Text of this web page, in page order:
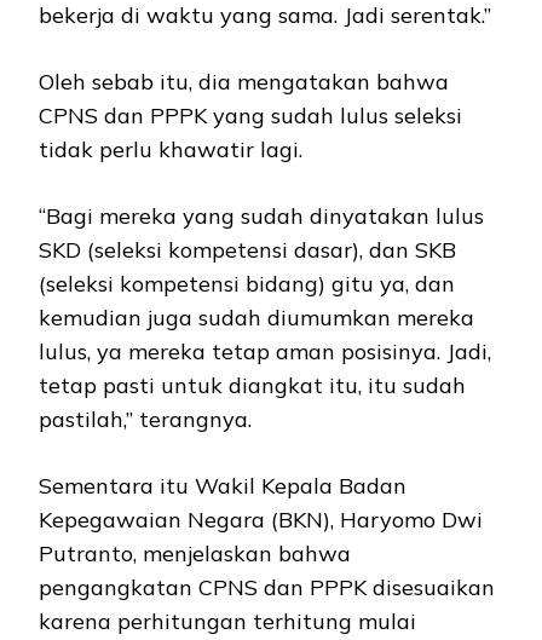
bekerja di waktu yang sama. Jadi serentak.”
Oleh sebab itu, dia mengatakan bahwa
CPNS dan PPPK yang sudah lulus seleksi
tidak perlu khawatir lagi.
“Bagi mereka yang sudah dinyatakan lulus
SKD (seleksi kompetensi dasar), dan SKB
(seleksi kompetensi bidang) gitu ya, dan
kemudian juga sudah diumumkan mereka
lulus, ya mereka tetap aman posisinya. Jadi,
tetap pasti untuk diangkat itu, itu sudah
pastilah,” terangnya.
Sementara itu Wakil Kepala Badan
Kepegawaian Negara (BKN), Haryomo Dwi
Putranto, menjelaskan bahwa
pengangkatan CPNS dan PPPK disesuaikan
karena perhitungan terhitung mulai